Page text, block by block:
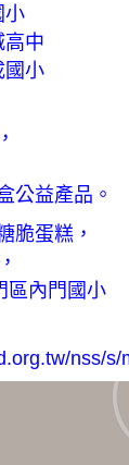
小
高中
國小
公益產品。
脆蛋糕，
區內門國小
nss/